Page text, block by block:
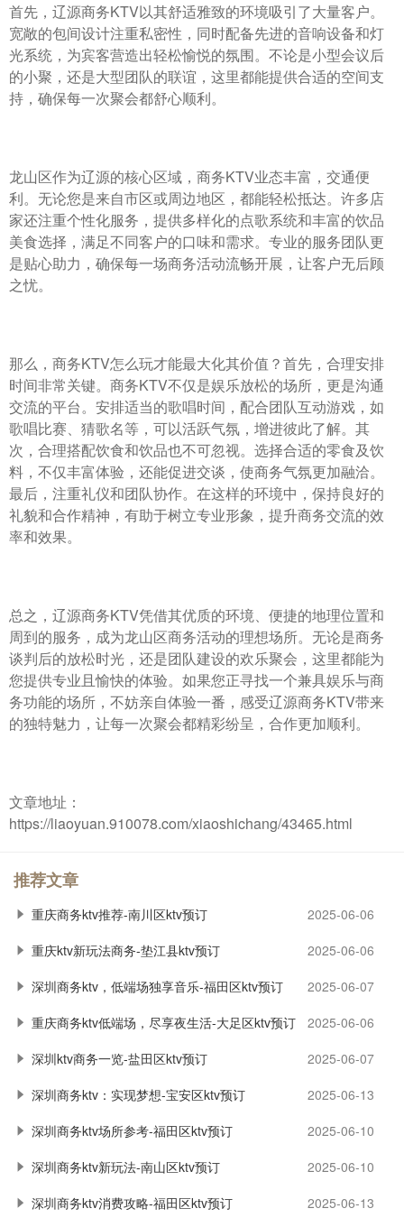
首先，辽源商务KTV以其舒适雅致的环境吸引了大量客户。
宽敞的包间设计注重私密性，同时配备先进的音响设备和灯
光系统，为宾客营造出轻松愉悦的氛围。不论是小型会议后
的小聚，还是大型团队的联谊，这里都能提供合适的空间支
持，确保每一次聚会都舒心顺利。
龙山区作为辽源的核心区域，商务KTV业态丰富，交通便
利。无论您是来自市区或周边地区，都能轻松抵达。许多店
家还注重个性化服务，提供多样化的点歌系统和丰富的饮品
美食选择，满足不同客户的口味和需求。专业的服务团队更
是贴心助力，确保每一场商务活动流畅开展，让客户无后顾
之忧。
那么，商务KTV怎么玩才能最大化其价值？首先，合理安排
时间非常关键。商务KTV不仅是娱乐放松的场所，更是沟通
交流的平台。安排适当的歌唱时间，配合团队互动游戏，如
歌唱比赛、猜歌名等，可以活跃气氛，增进彼此了解。其
次，合理搭配饮食和饮品也不可忽视。选择合适的零食及饮
料，不仅丰富体验，还能促进交谈，使商务气氛更加融洽。
最后，注重礼仪和团队协作。在这样的环境中，保持良好的
礼貌和合作精神，有助于树立专业形象，提升商务交流的效
率和效果。
总之，辽源商务KTV凭借其优质的环境、便捷的地理位置和
周到的服务，成为龙山区商务活动的理想场所。无论是商务
谈判后的放松时光，还是团队建设的欢乐聚会，这里都能为
您提供专业且愉快的体验。如果您正寻找一个兼具娱乐与商
务功能的场所，不妨亲自体验一番，感受辽源商务KTV带来
的独特魅力，让每一次聚会都精彩纷呈，合作更加顺利。
文章地址：
https://liaoyuan.910078.com/xiaoshichang/43465.html
推荐文章
重庆商务ktv推荐-南川区ktv预订
2025-06-06
重庆ktv新玩法商务-垫江县ktv预订
2025-06-06
深圳商务ktv，低端场独享音乐-福田区ktv预订
2025-06-07
重庆商务ktv低端场，尽享夜生活-大足区ktv预订
2025-06-06
深圳ktv商务一览-盐田区ktv预订
2025-06-07
深圳商务ktv：实现梦想-宝安区ktv预订
2025-06-13
深圳商务ktv场所参考-福田区ktv预订
2025-06-10
深圳商务ktv新玩法-南山区ktv预订
2025-06-10
深圳商务ktv消费攻略-福田区ktv预订
2025-06-13